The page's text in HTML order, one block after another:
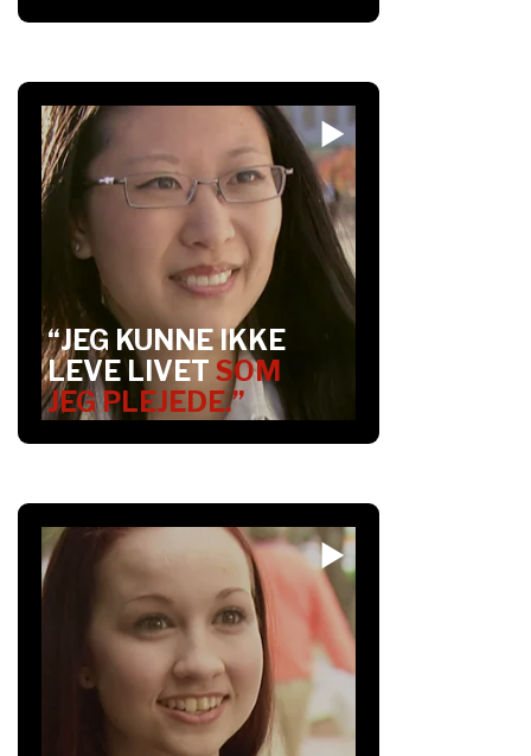
“JEG KUNNE IKKE
LEVE LIVET SOM
JEG PLEJEDE.”